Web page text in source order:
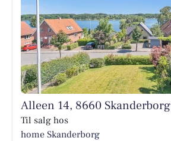
Alleen 14, 8660 Skanderborg
Til salg hos
home Skanderborg